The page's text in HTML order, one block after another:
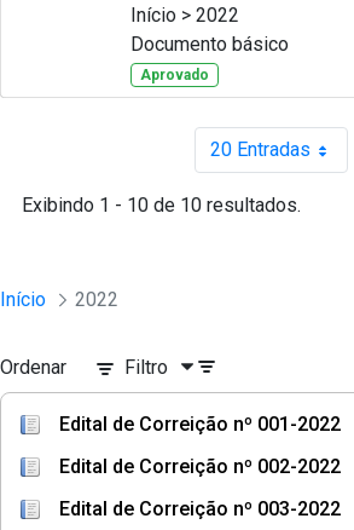
Início > 2022
Documento básico
Aprovado
20 EntradasPor página
Exibindo 1 - 10 de 10 resultados.
Início 2022
Ordenar Filtro
Edital de Correição nº 001-2022
Edital de Correição nº 002-2022
Edital de Correição nº 003-2022